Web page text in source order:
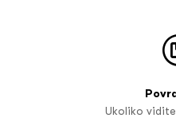
Ukoliko